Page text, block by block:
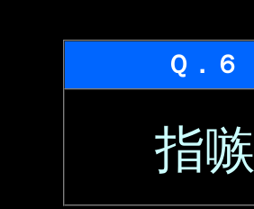
Ｑ．６
指嗾